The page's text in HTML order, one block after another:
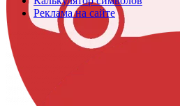
Реклама на сайте